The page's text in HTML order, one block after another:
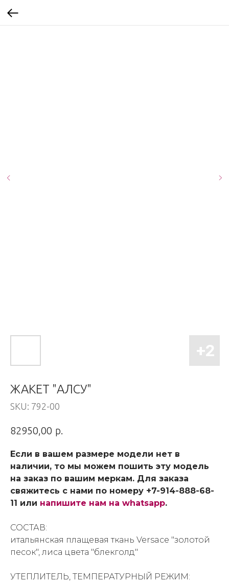
ЖАКЕТ "АЛСУ"
SKU: 792-00
82950,00 р.
Если в вашем размере модели нет в
наличии, то мы можем пошить эту модель
на заказ по вашим меркам. Для заказа
свяжитесь с нами по номеру +7-914-888-68-
11 или напишите нам на whatsapp.
СОСТАВ:
итальянская плащевая ткань Versace "золотой
песок", лиса цвета "блекголд"
УТЕПЛИТЕЛЬ, ТЕМПЕРАТУРНЫЙ РЕЖИМ: